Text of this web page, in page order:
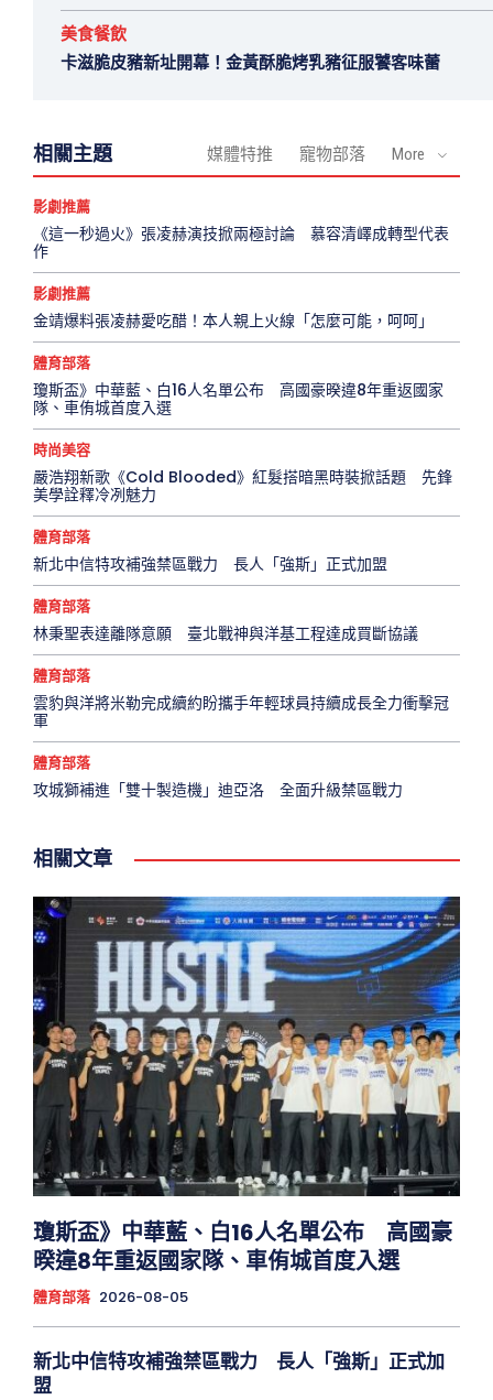
美食餐飲
卡滋脆皮豬新址開幕！金黃酥脆烤乳豬征服饕客味蕾
相關主題 媒體特推 寵物部落 More
影劇推薦
《這一秒過火》張凌赫演技掀兩極討論 慕容清嶧成轉型代表
作
影劇推薦
金靖爆料張凌赫愛吃醋！本人親上火線「怎麼可能，呵呵」
體育部落
瓊斯盃》中華藍、白16人名單公布 高國豪暌違8年重返國家
隊、車侑城首度入選
時尚美容
嚴浩翔新歌《Cold Blooded》紅髮搭暗黑時裝掀話題 先鋒
美學詮釋冷冽魅力
體育部落
新北中信特攻補強禁區戰力 長人「強斯」正式加盟
體育部落
林秉聖表達離隊意願 臺北戰神與洋基工程達成買斷協議
體育部落
雲豹與洋將米勒完成續約盼攜手年輕球員持續成長全力衝擊冠
軍
體育部落
攻城獅補進「雙十製造機」迪亞洛 全面升級禁區戰力
相關文章
瓊斯盃》中華藍、白16人名單公布 高國豪
暌違8年重返國家隊、車侑城首度入選
體育部落 2026-08-05
新北中信特攻補強禁區戰力 長人「強斯」正式加
盟